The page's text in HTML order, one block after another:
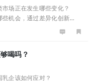
场正在发生哪些变化？
机会，通过差异化创新
喝吗？
企该如何应对？